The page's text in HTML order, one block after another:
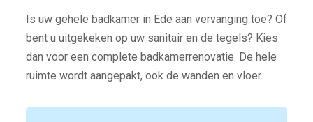
Is uw gehele badkamer in Ede aan vervanging toe? Of
bent u uitgekeken op uw sanitair en de tegels? Kies
dan voor een complete badkamerrenovatie. De hele
ruimte wordt aangepakt, ook de wanden en vloer.